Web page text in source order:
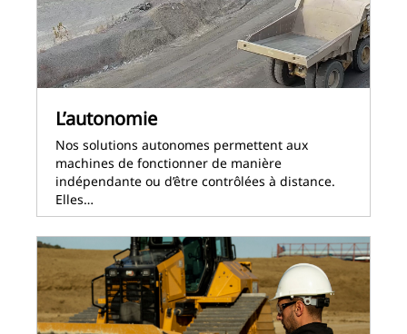
L’autonomie
Nos solutions autonomes permettent aux
machines de fonctionner de manière
indépendante ou d’être contrôlées à distance.
Elles…